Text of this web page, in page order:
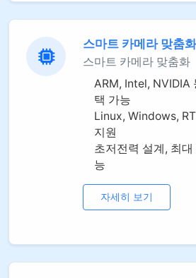
스마트 카메라 맞춤화
스마트 카메라 맞춤화
ARM, Intel, NVIDIA
택 가능
Linux, Windows,
지원
초저전력 설계, 최
능
자세히 보기